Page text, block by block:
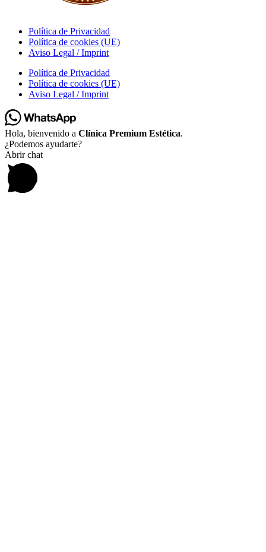
Política de Privacidad
Política de cookies (UE)
Aviso Legal / Imprint
Política de Privacidad
Política de cookies (UE)
Aviso Legal / Imprint
Hola, bienvenido a Clínica Premium Estética.
¿Podemos ayudarte?
Abrir chat